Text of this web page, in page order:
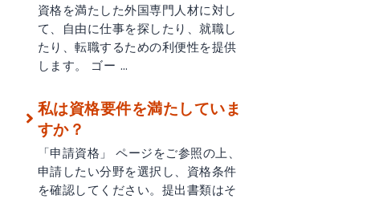
資格を満たした外国専門人材に対し
て、自由に仕事を探したり、就職し
たり、転職するための利便性を提供
します。 ゴー …
私は資格要件を満たしていま
すか？
「申請資格」 ページをご参照の上、
申請したい分野を選択し、資格条件
を確認してください。提出書類はそ